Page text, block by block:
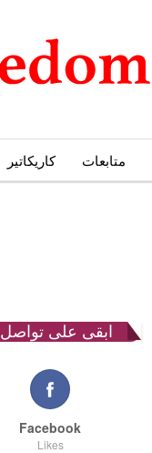
متابعات كاريكاتير
ابقى على تواصل
Facebook
Likes